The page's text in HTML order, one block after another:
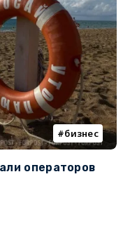
бизнес
операторов